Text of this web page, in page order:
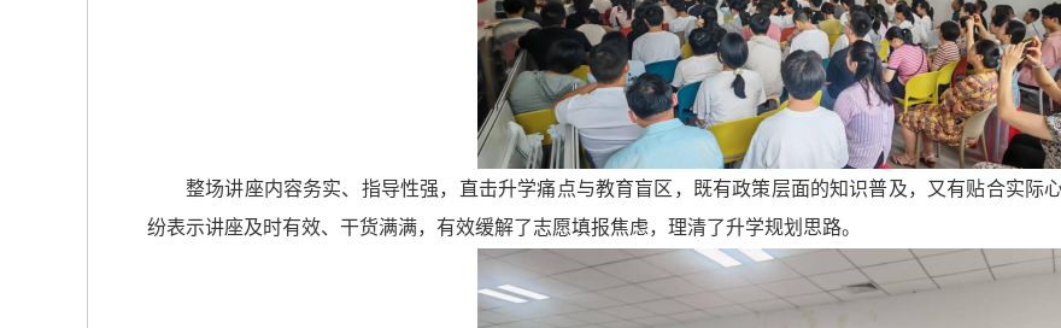
整场讲座内容务实、指导性强，直击升学痛点与教育盲区，既有政策层面的知识普及，又有贴合实际
纷表示讲座及时有效、干货满满，有效缓解了志愿填报焦虑，理清了升学规划思路。